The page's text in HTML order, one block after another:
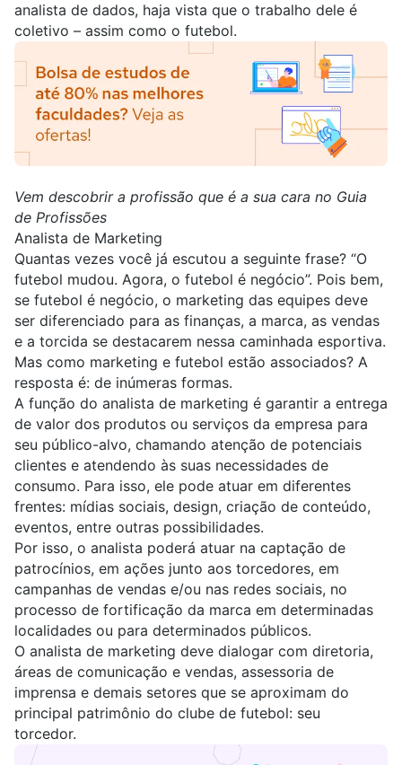
analista de dados, haja vista que o trabalho dele é
coletivo – assim como o futebol.
Vem descobrir a profissão que é a sua cara no Guia
de Profissões
Analista de Marketing
Quantas vezes você já escutou a seguinte frase? “O
futebol mudou. Agora, o futebol é negócio”. Pois bem,
se futebol é negócio, o marketing das equipes deve
ser diferenciado para as finanças, a marca, as vendas
e a torcida se destacarem nessa caminhada esportiva.
Mas como marketing e futebol estão associados? A
resposta é: de inúmeras formas.
A função do analista de marketing é garantir a entrega
de valor dos produtos ou serviços da empresa para
seu público-alvo, chamando atenção de potenciais
clientes e atendendo às suas necessidades de
consumo. Para isso, ele pode atuar em diferentes
frentes: mídias sociais, design, criação de conteúdo,
eventos, entre outras possibilidades.
Por isso, o analista poderá atuar na captação de
patrocínios, em ações junto aos torcedores, em
campanhas de vendas e/ou nas redes sociais, no
processo de fortificação da marca em determinadas
localidades ou para determinados públicos.
O analista de marketing deve dialogar com diretoria,
áreas de comunicação e vendas, assessoria de
imprensa e demais setores que se aproximam do
principal patrimônio do clube de futebol: seu
torcedor.